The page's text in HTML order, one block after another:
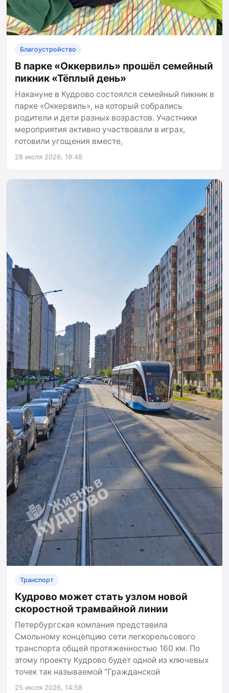
Благоустройство
В парке «Оккервиль» прошёл семейный
пикник «Тёплый день»
Накануне в Кудрово состоялся семейный пикник в
парке «Оккервиль», на который собрались
родители и дети разных возрастов. Участники
мероприятия активно участвовали в играх,
готовили угощения вместе,
28 июля 2026, 19:48
Транспорт
Кудрово может стать узлом новой
скоростной трамвайной линии
Петербургская компания представила
Смольному концепцию сети легкорельсового
транспорта общей протяженностью 160 км. По
этому проекту Кудрово будет одной из ключевых
точек так называемой "Гражданской
25 июля 2026, 14:58